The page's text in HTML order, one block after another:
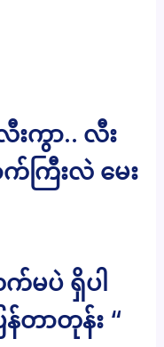
းကွာ.. လီး
ကြီးလဲ မေး
မပဲ ရှိပါ
တာတုန်း “